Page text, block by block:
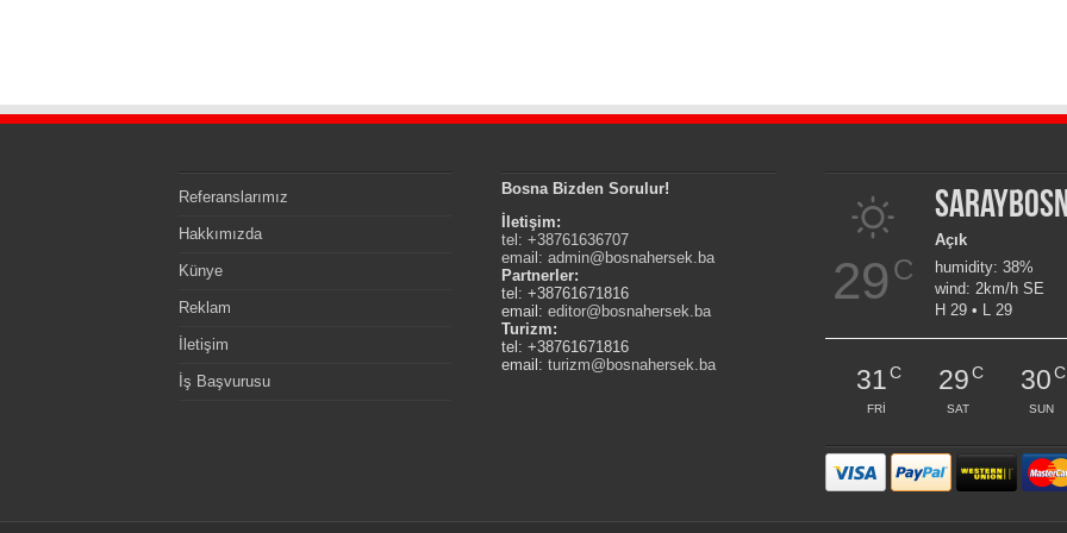
Referanslarımız
Hakkımızda
Künye
Reklam
İletişim
İş Başvurusu
Bosna Bizden Sorulur!
İletişim:
tel: +38761636707
email:admin@bosnahersek.ba
Partnerler:
tel: +38761671816
email:editor@bosnahersek.ba
Turizm:
tel: +38761671816
email:turizm@bosnahersek.ba
29 C
Açık
humidity: 38%
wind: 2km/h SE
H 29 • L 29
31C
FRI
29C
SAT
30C
SUN